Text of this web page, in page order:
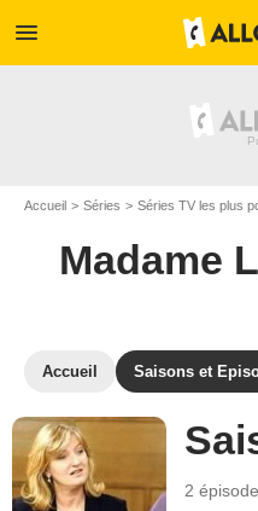
menu
Accueil Séries Séries TV les plus
Madame
Accueil Saisons et
2